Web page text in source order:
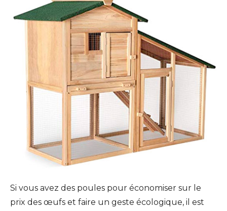
Si vous avez des poules pour économiser sur le
prix des œufs et faire un geste écologique, il est